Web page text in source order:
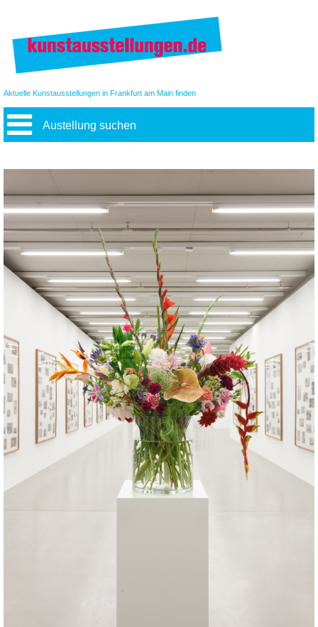
Aktuelle Kunstausstellungen in Frankfurt am Main finden
Austellung suchen